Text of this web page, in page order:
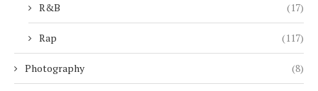
R&B (17)
Rap (117)
Photography (8)